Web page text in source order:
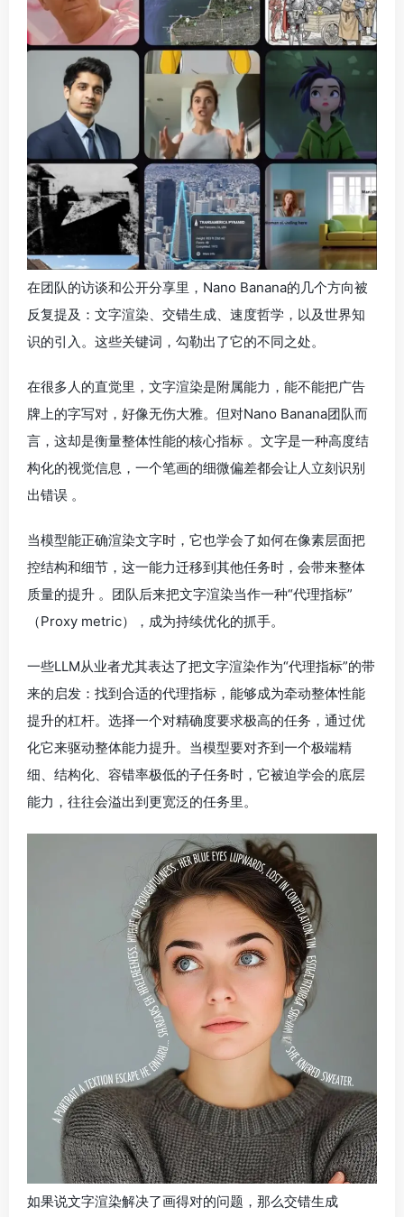
在团队的访谈和公开分享里，Nano Banana的几个方向被
反复提及：文字渲染、交错生成、速度哲学，以及世界知
识的引入。这些关键词，勾勒出了它的不同之处。
在很多人的直觉里，文字渲染是附属能力，能不能把广告
牌上的字写对，好像无伤大雅。但对Nano Banana团队而
言，这却是衡量整体性能的核心指标 。文字是一种高度结
构化的视觉信息，一个笔画的细微偏差都会让人立刻识别
出错误 。
当模型能正确渲染文字时，它也学会了如何在像素层面把
控结构和细节，这一能力迁移到其他任务时，会带来整体
质量的提升 。团队后来把文字渲染当作一种“代理指标”
（Proxy metric），成为持续优化的抓手。
一些LLM从业者尤其表达了把文字渲染作为“代理指标”的带
来的启发：找到合适的代理指标，能够成为牵动整体性能
提升的杠杆。选择一个对精确度要求极高的任务，通过优
化它来驱动整体能力提升。当模型要对齐到一个极端精
细、结构化、容错率极低的子任务时，它被迫学会的底层
能力，往往会溢出到更宽泛的任务里。
如果说文字渲染解决了画得对的问题，那么交错生成